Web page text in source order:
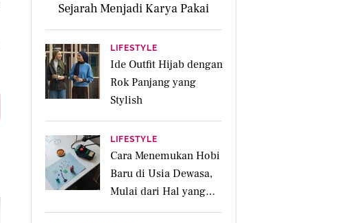
Sejarah Menjadi Karya Pakai
LIFESTYLE
Ide Outfit Hijab dengan
Rok Panjang yang
Stylish
LIFESTYLE
Cara Menemukan Hobi
Baru di Usia Dewasa,
Mulai dari Hal yang
Disukai